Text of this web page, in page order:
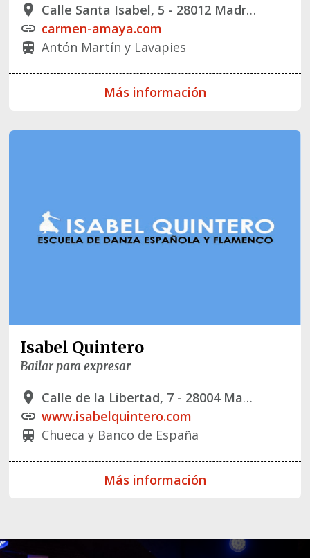
place
Calle Santa Isabel, 5 - 28012 Madrid
link carmen-amaya.com
train Antón Martín y Lavapies
Más información
Isabel Quintero
Bailar para expresar
place
Calle de la Libertad, 7 - 28004 Madrid
link www.isabelquintero.com
train Chueca y Banco de España
Más información